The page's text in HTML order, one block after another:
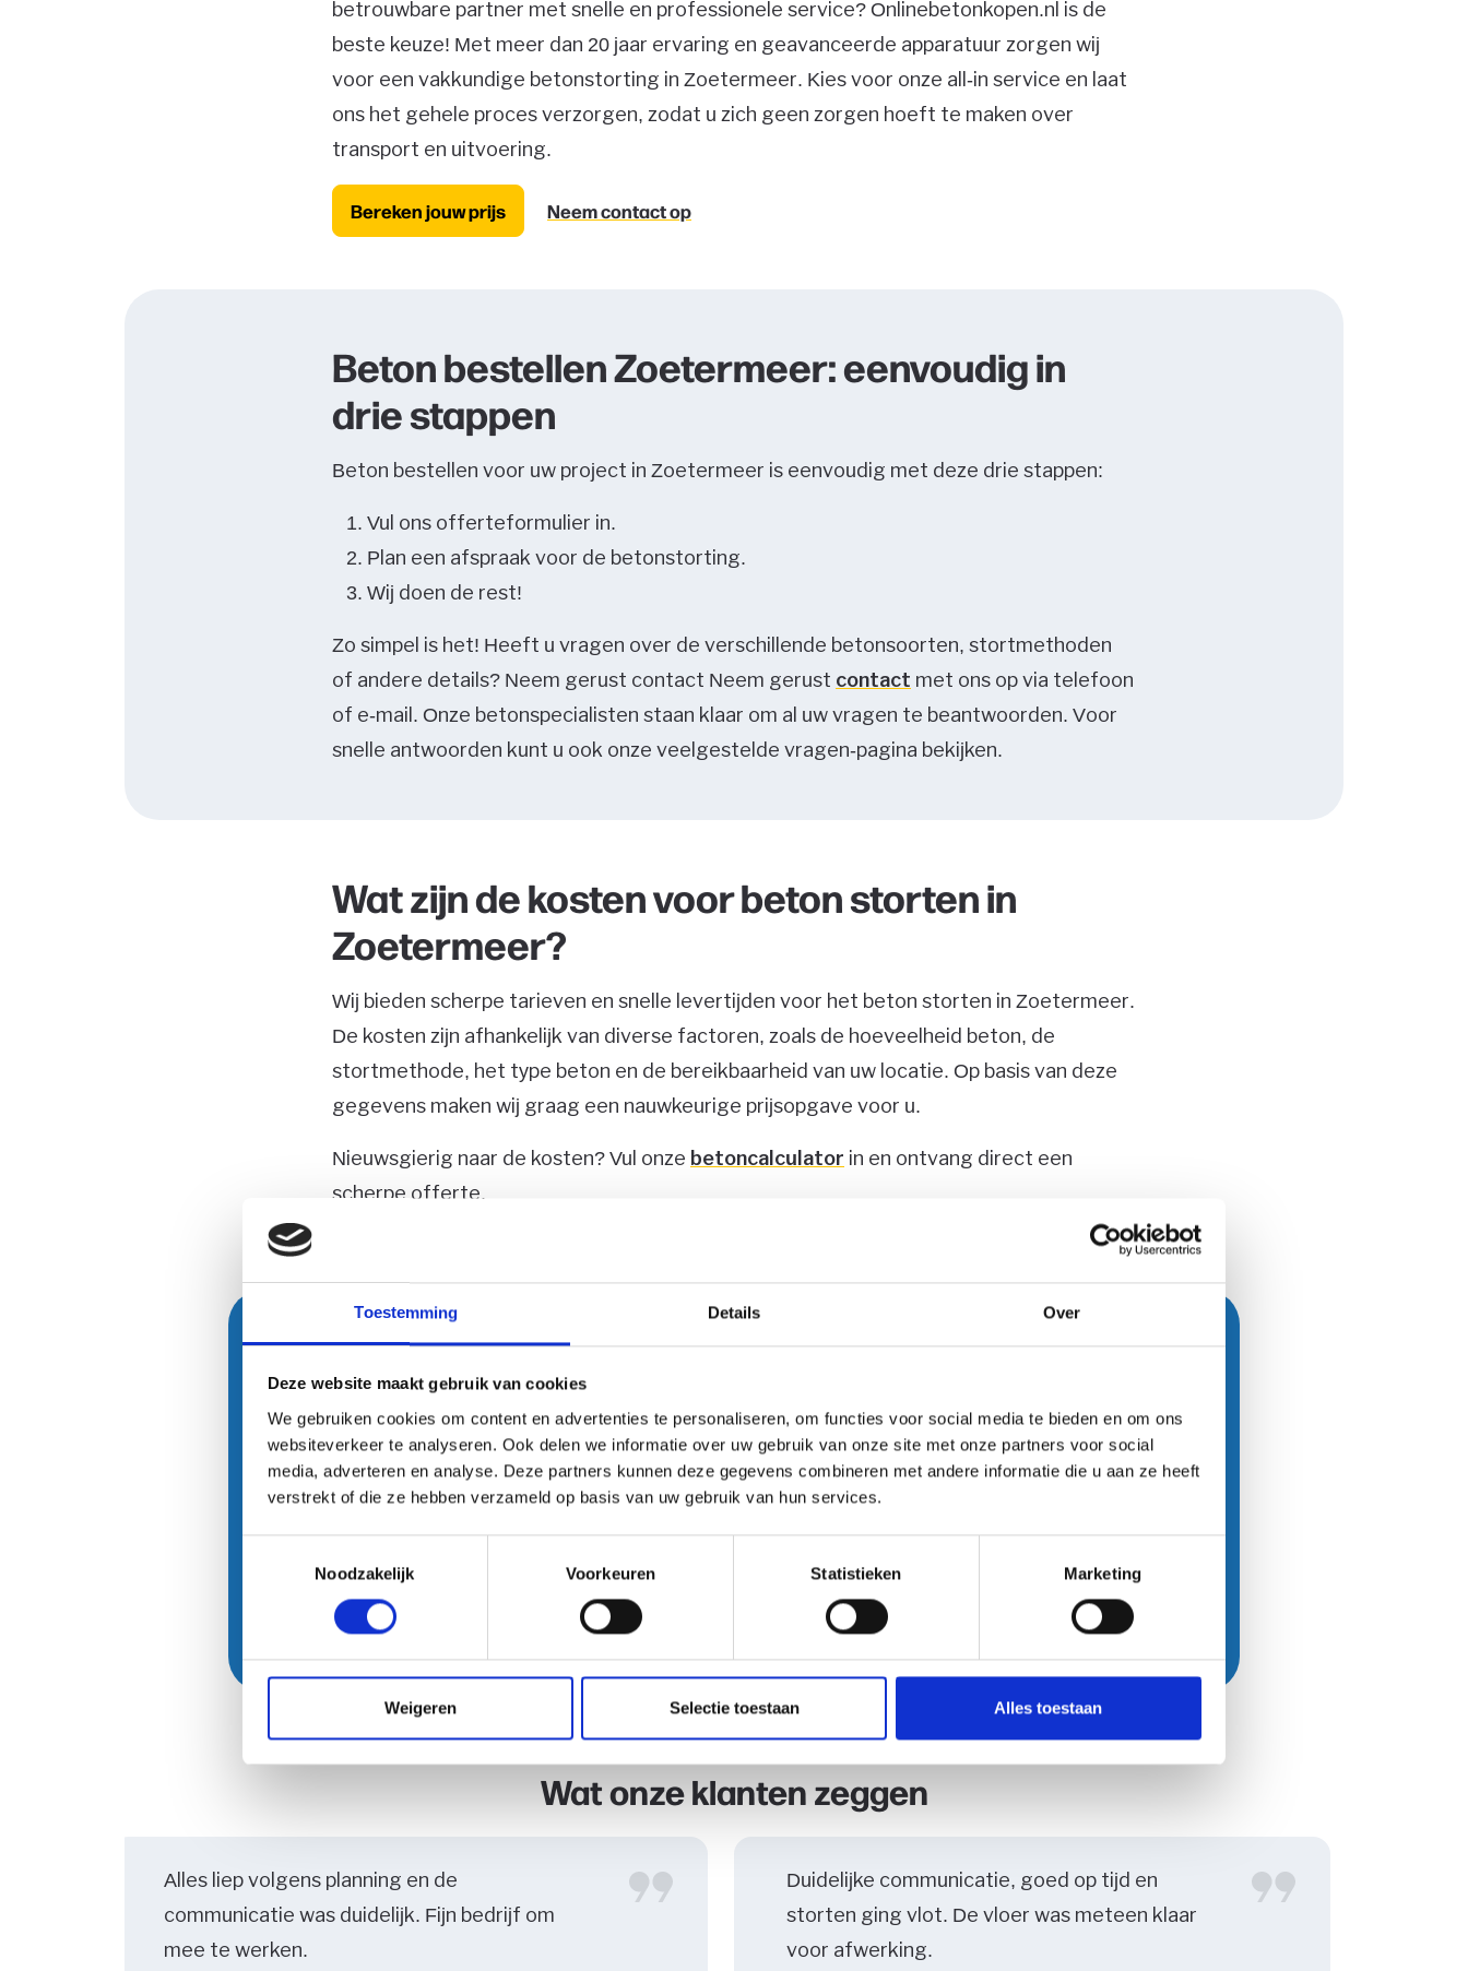
Toestemming Details Over
Deze website maakt gebruik van cookies
We gebruiken cookies om content en advertenties te personaliseren, om functies voor social media te bieden en om ons
websiteverkeer te analyseren. Ook delen we informatie over uw gebruik van onze site met onze partners voor social
media, adverteren en analyse. Deze partners kunnen deze gegevens combineren met andere informatie die u aan ze heeft
verstrekt of die ze hebben verzameld op basis van uw gebruik van hun services.
Noodzakelijk
Voorkeuren Statistieken Marketing
Weigeren Selectie toestaan Alles toestaan
betrouwbare partner met snelle en professionele service? Onlinebetonkopen.nl is de
beste keuze! Met meer dan 20 jaar ervaring en geavanceerde apparatuur zorgen wij
voor een vakkundige betonstorting in Zoetermeer. Kies voor onze all-in service en laat
ons het gehele proces verzorgen, zodat u zich geen zorgen hoeft te maken over
transport en uitvoering.
Bereken jouw prijs Neem contact op
Beton bestellen Zoetermeer: eenvoudig in
drie stappen
Beton bestellen voor uw project in Zoetermeer is eenvoudig met deze drie stappen:
Vul ons offerteformulier in.
Plan een afspraak voor de betonstorting.
Wij doen de rest!
Zo simpel is het! Heeft u vragen over de verschillende betonsoorten, stortmethoden
of andere details? Neem gerust contact Neem gerust contact met ons op via telefoon
of e-mail. Onze betonspecialisten staan klaar om al uw vragen te beantwoorden. Voor
snelle antwoorden kunt u ook onze veelgestelde vragen-pagina bekijken.
Wat zijn de kosten voor beton storten in
Zoetermeer?
Wij bieden scherpe tarieven en snelle levertijden voor het beton storten in Zoetermeer.
De kosten zijn afhankelijk van diverse factoren, zoals de hoeveelheid beton, de
stortmethode, het type beton en de bereikbaarheid van uw locatie. Op basis van deze
gegevens maken wij graag een nauwkeurige prijsopgave voor u.
Nieuwsgierig naar de kosten? Vul onze betoncalculator in en ontvang direct een
scherpe offerte.
Overtuigd? Bestel nu direct beton!
via e-mail, telefoon of Whatsapp. Ook kunt u onze betoncalculator invullen voor een snelle
prijsopgave. Zodra u dit heeft gedaan, nemen wij zo snel mogelijk contact met u op. Twijfelt
u nog? Neem dan gerust contact met ons op voor meer informatie, wij helpen u graag
verder.
Vraag een offerte Naar de betoncalculator
Wat onze klanten zeggen
Alles liep volgens planning en de
communicatie was duidelijk. Fijn bedrijf om
mee te werken.
Duidelijke communicatie, goed op tijd en
storten ging vlot. De vloer was meteen klaar
voor afwerking.